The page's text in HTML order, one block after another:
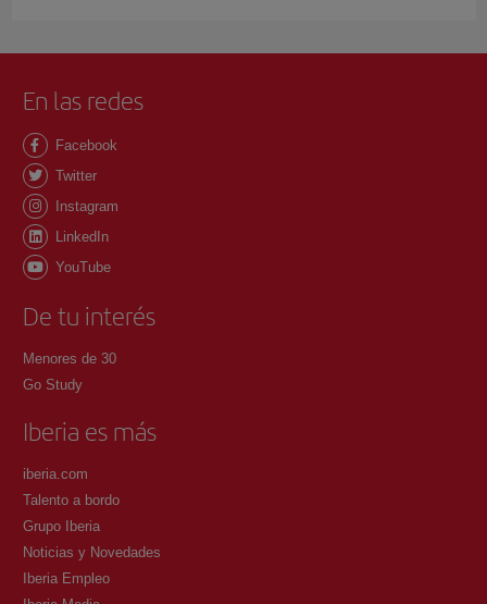
En las redes
Facebook
Twitter
Instagram
LinkedIn
YouTube
De tu interés
Menores de 30
Go Study
Iberia es más
iberia.com
Talento a bordo
Grupo Iberia
Noticias y Novedades
Iberia Empleo